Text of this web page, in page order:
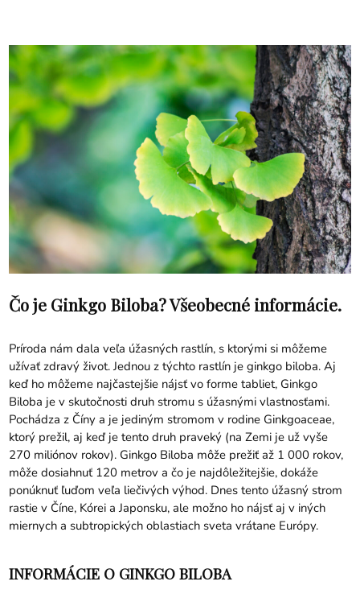
Čo je Ginkgo Biloba? Všeobecné informácie.
Príroda nám dala veľa úžasných rastlín, s ktorými si môžeme
užívať zdravý život. Jednou z týchto rastlín je ginkgo biloba. Aj
keď ho môžeme najčastejšie nájsť vo forme tabliet, Ginkgo
Biloba je v skutočnosti druh stromu s úžasnými vlastnosťami.
Pochádza z Číny a je jediným stromom v rodine Ginkgoaceae,
ktorý prežil, aj keď je tento druh praveký (na Zemi je už vyše
270 miliónov rokov). Ginkgo Biloba môže prežiť až 1 000 rokov,
môže dosiahnuť 120 metrov a čo je najdôležitejšie, dokáže
ponúknuť ľuďom veľa liečivých výhod. Dnes tento úžasný strom
rastie v Číne, Kórei a Japonsku, ale možno ho nájsť aj v iných
miernych a subtropických oblastiach sveta vrátane Európy.
INFORMÁCIE O GINKGO BILOBA